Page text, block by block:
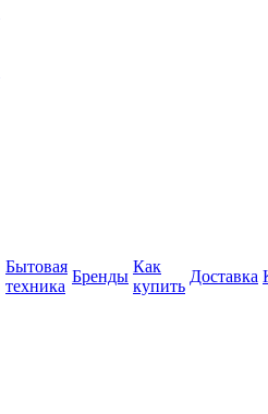
Бытовая
техника
Бренды
Как
купить
Доставка